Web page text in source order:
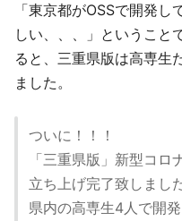
「東京都がOSSで開発
しい、、、」ということ
ると、三重県版は高専生
ました。
ついに！！！
「三重県版」新型コロ
立ち上げ完了致しまし
県内の高専生4人で開